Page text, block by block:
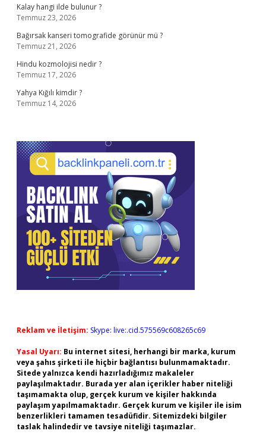
Kalay hangi ilde bulunur ?
Temmuz 23, 2026
Bağırsak kanseri tomografide görünür mü ?
Temmuz 21, 2026
Hindu kozmolojisi nedir ?
Temmuz 17, 2026
Yahya Kığılı kimdir ?
Temmuz 14, 2026
Reklam ve İletişim: Skype: live:.cid.575569c608265c69
Yasal Uyarı: Bu internet sitesi, herhangi bir marka, kurum
veya şahıs şirketi ile hiçbir bağlantısı bulunmamaktadır.
Sitede yalnızca kendi hazırladığımız makaleler
paylaşılmaktadır. Burada yer alan içerikler haber niteliği
taşımamakta olup, gerçek kurum ve kişiler hakkında
paylaşım yapılmamaktadır. Gerçek kurum ve kişiler ile isim
benzerlikleri tamamen tesadüfidir. Sitemizdeki bilgiler
taslak halindedir ve tavsiye niteliği taşımazlar.